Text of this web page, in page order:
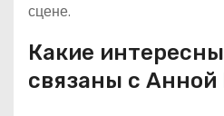
сцене.
Какие
связаны с Анной